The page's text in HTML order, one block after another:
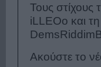
Τους στίχους
iLLEOo και
Ακούστε το